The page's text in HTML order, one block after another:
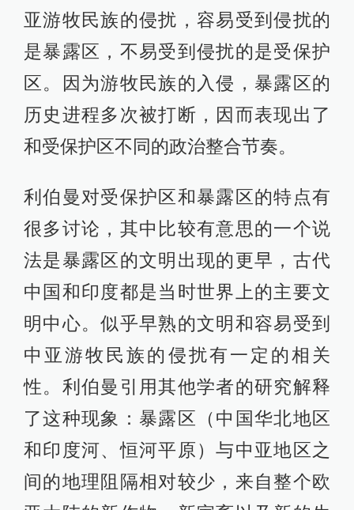
亚游牧民族的侵扰，容易受到侵扰的
是暴露区，不易受到侵扰的是受保护
区。因为游牧民族的入侵，暴露区的
历史进程多次被打断，因而表现出了
和受保护区不同的政治整合节奏。
利伯曼对受保护区和暴露区的特点有
很多讨论，其中比较有意思的一个说
法是暴露区的文明出现的更早，古代
中国和印度都是当时世界上的主要文
明中心。似乎早熟的文明和容易受到
中亚游牧民族的侵扰有一定的相关
性。利伯曼引用其他学者的研究解释
了这种现象：暴露区（中国华北地区
和印度河、恒河平原）与中亚地区之
间的地理阻隔相对较少，来自整个欧